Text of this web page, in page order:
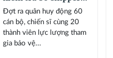
lúc 6 giờ sáng
Đợt ra quân huy động 60
cán bộ, chiến sĩ cùng 20
thành viên lực lượng tham
gia bảo vệ...